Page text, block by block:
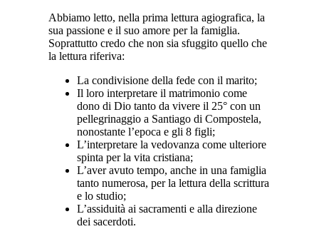
Abbiamo letto, nella prima lettura agiografica, la
sua passione e il suo amore per la famiglia.
Soprattutto credo che non sia sfuggito quello che
la lettura riferiva:
La condivisione della fede con il marito;
Il loro interpretare il matrimonio come
dono di Dio tanto da vivere il 25° con un
pellegrinaggio a Santiago di Compostela,
nonostante l’epoca e gli 8 figli;
L’interpretare la vedovanza come ulteriore
spinta per la vita cristiana;
L’aver avuto tempo, anche in una famiglia
tanto numerosa, per la lettura della scrittura
e lo studio;
L’assiduità ai sacramenti e alla direzione
dei sacerdoti.